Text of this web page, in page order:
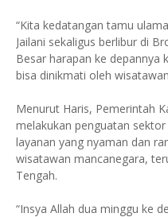
“Kita kedatangan tamu
Jailani sekaligus berlibur di
Besar harapan ke depannya
bisa dinikmati oleh
Menurut Haris, Pemerintah
melakukan penguatan
layanan yang nyaman dan
wisatawan mancanegara,
Tengah.
“Insya Allah dua minggu ke